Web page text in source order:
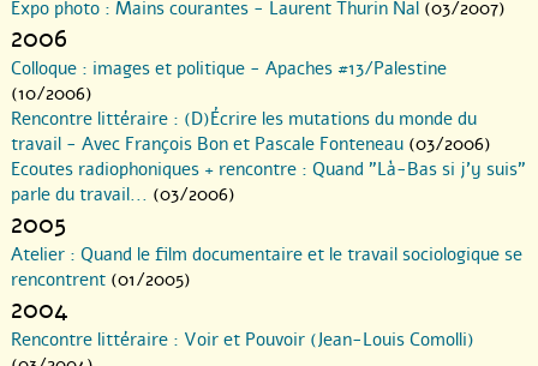
Expo photo : Mains courantes - Laurent Thurin Nal (03/2007)
2006
Colloque : images et politique - Apaches #13/Palestine
(10/2006)
Rencontre littéraire : (D)Écrire les mutations du monde du
travail - Avec François Bon et Pascale Fonteneau (03/2006)
Ecoutes radiophoniques + rencontre : Quand "Là-Bas si j’y suis"
parle du travail... (03/2006)
2005
Atelier : Quand le film documentaire et le travail sociologique se
rencontrent (01/2005)
2004
Rencontre littéraire : Voir et Pouvoir (Jean-Louis Comolli)